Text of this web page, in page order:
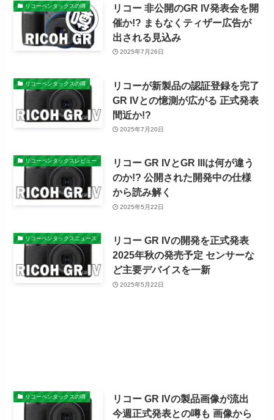
リコーペンタックスの噂
リコー 非公開のGR IV発表会を開
催か!? まもなくティザー広告が
出される見込み
2025年7月26日
リコーペンタックスの噂
リコーが新製品の認証登録を完了
GR IVとの憶測が広がる 正式発表
間近か!?
2025年7月20日
リコーペンタックスレビュー
リコー GR IVとGR IIIは何が違う
のか!? 公開された開発中の仕様
から読み解く
2025年5月22日
リコーペンタックスニュース
リコー GR IVの開発を正式発表
2025年秋の発売予定 センサーな
ど主要デバイスを一新
2025年5月22日
リコーペンタックスの噂
リコー GR IVの製品画像が流出
今週正式発表との噂も 画像から